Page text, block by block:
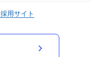
採用サイト